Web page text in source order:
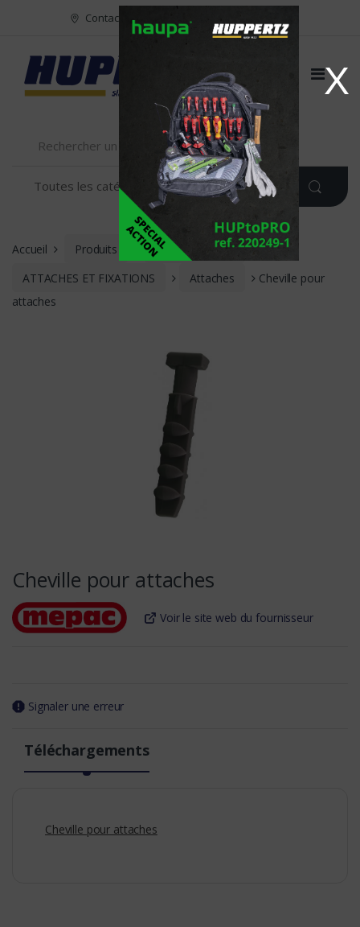
X
Vers le content Contact
Accueil Produits
INSTALLATION
ATTACHES ET FIXATIONS
Attaches
Cheville pour
attaches
Cheville pour attaches
Voir le site web du fournisseur
Signaler une erreur
Téléchargements
Cheville pour attaches